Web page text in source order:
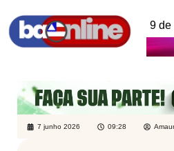
9 de
7 junho 2026 09:28